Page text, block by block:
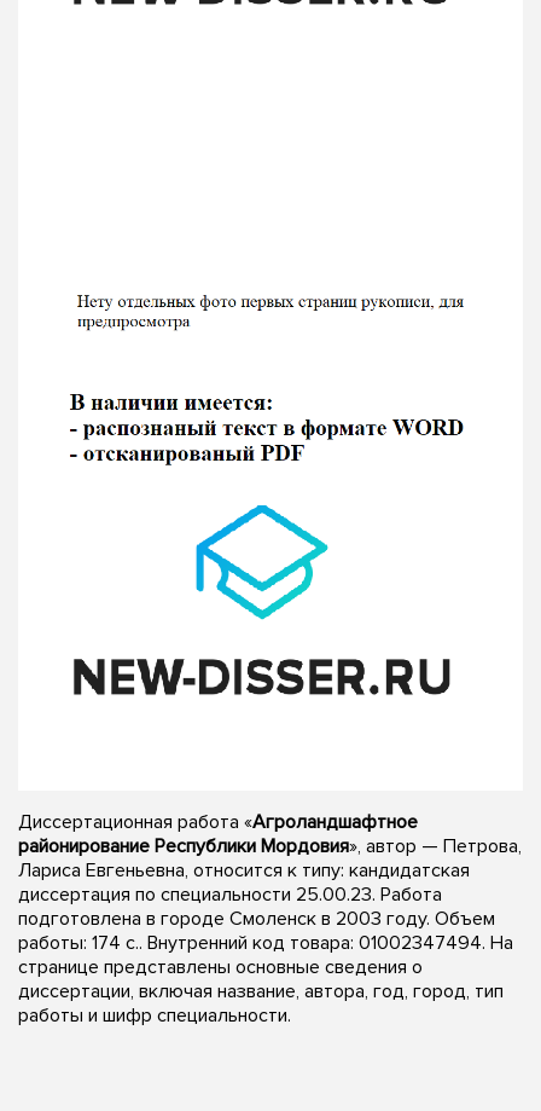
Диссертационная работа «Агроландшафтное
районирование Республики Мордовия», автор — Петрова,
Лариса Евгеньевна, относится к типу: кандидатская
диссертация по специальности 25.00.23. Работа
подготовлена в городе Смоленск в 2003 году. Объем
работы: 174 с.. Внутренний код товара: 01002347494. На
странице представлены основные сведения о
диссертации, включая название, автора, год, город, тип
работы и шифр специальности.